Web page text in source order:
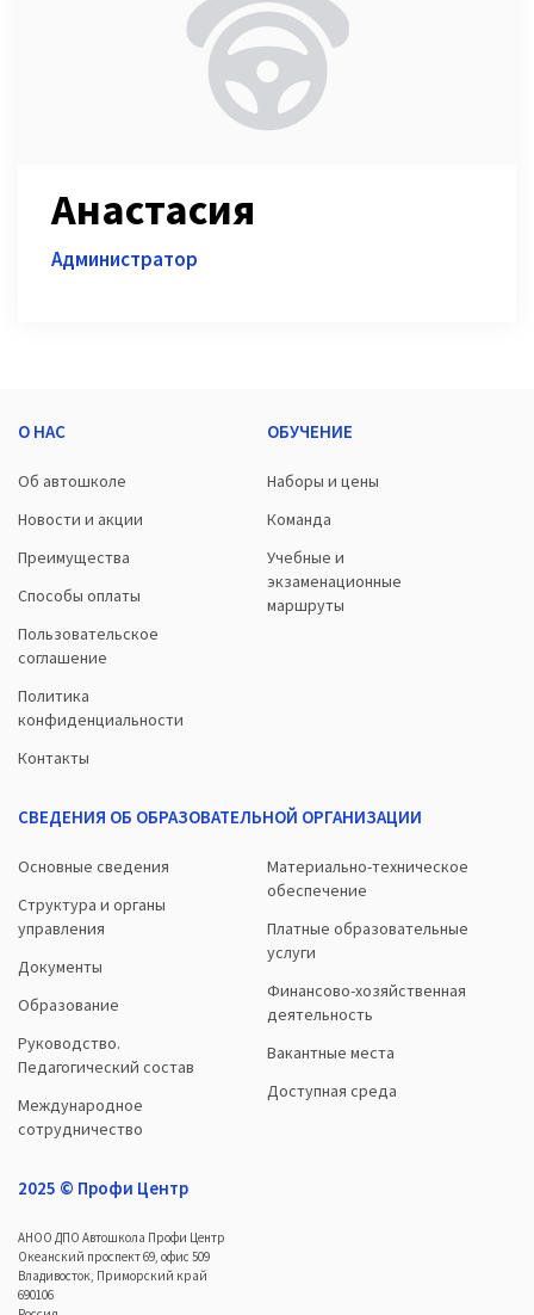
Анастасия
Администратор
2025 © Профи Центр
АНОО ДПО Автошкола Профи Центр
Океанский проспект 69, офис 509
Владивосток, Приморский край
690106
О НАС
Об автошколе
Новости и акции
Преимущества
Способы оплаты
Пользовательское
соглашение
Политика
конфиденциальности
Контакты
ОБУЧЕНИЕ
Наборы и цены
Команда
Учебные и
экзаменационные
маршруты
СВЕДЕНИЯ ОБ ОБРАЗОВАТЕЛЬНОЙ ОРГАНИЗАЦИИ
Основные сведения
Структура и органы
управления
Документы
Образование
Руководство.
Педагогический состав
Международное
сотрудничество
Материально-техническое
обеспечение
Платные образовательные
услуги
Финансово-хозяйственная
деятельность
Вакантные места
Доступная среда